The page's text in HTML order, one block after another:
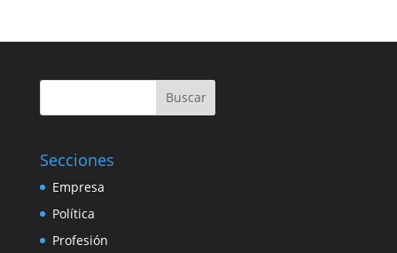
Buscar
Secciones
Empresa
Política
Profesión